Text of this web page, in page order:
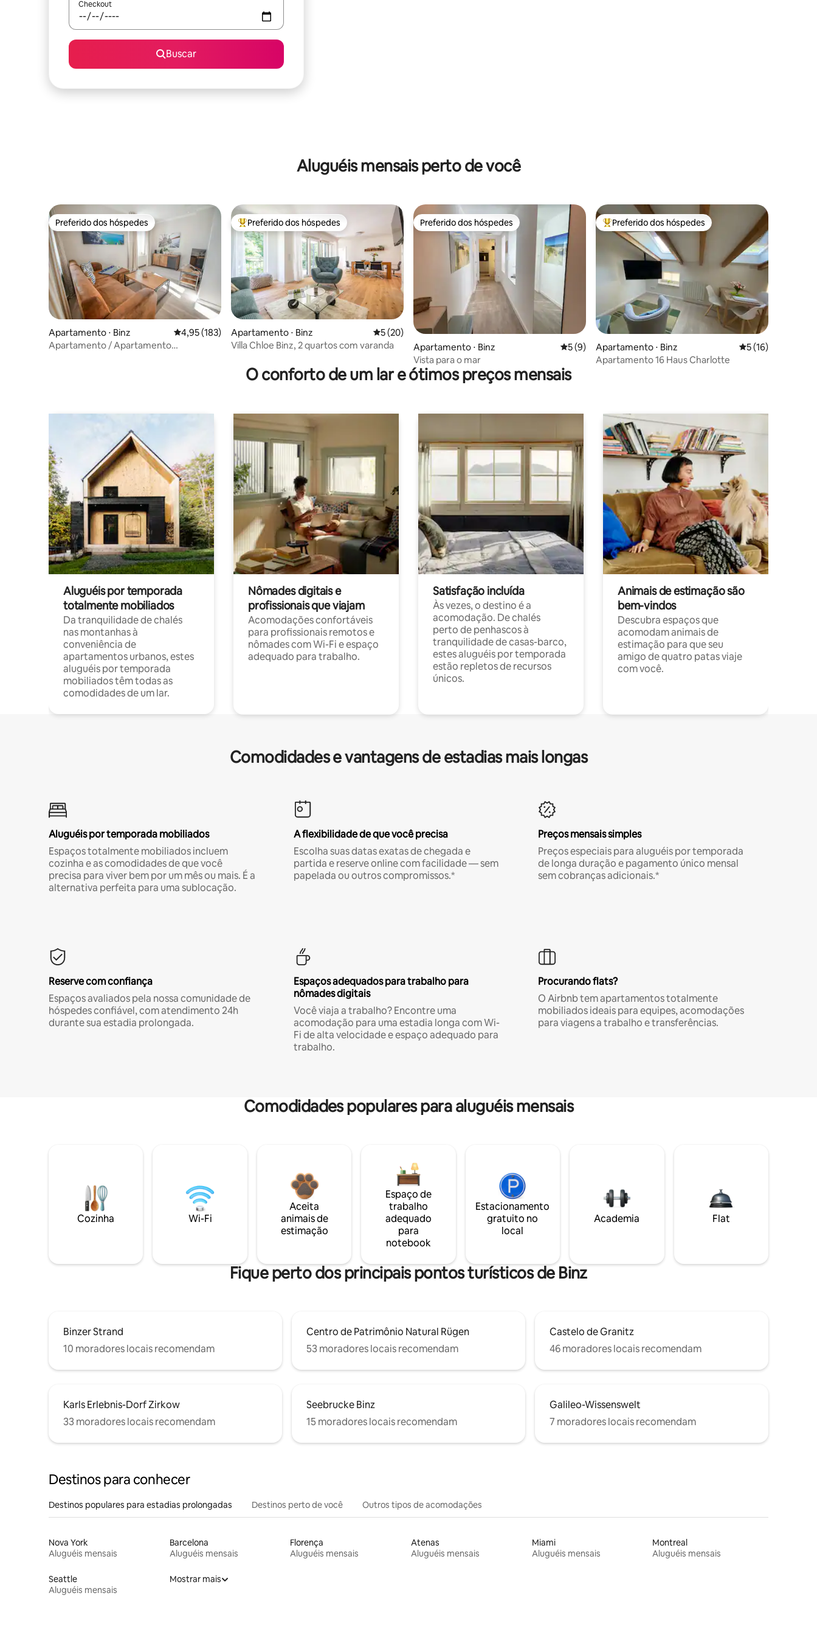
Checkout
Buscar
Aluguéis mensais perto de você
Preferido dos hóspedes
Preferido dos hóspedes
Apartamento ⋅ Binz 4,95 de uma avaliação média de 5, 183 avaliações
4,95 (183)
Apartamento / Apartamento
Entre os melhores preferidos dos hóspedes
Preferido dos hóspedes
Apartamento ⋅ Binz 5 de uma avaliação média de 5, 20 avaliações
5 (20)
Villa Chloe Binz, 2 quartos com varanda
Preferido dos hóspedes
Preferido dos hóspedes
Apartamento ⋅ Binz 5 de uma avaliação média de 5, 9 avaliações
5 (9)
Vista para o mar
Entre os melhores preferidos dos hóspedes
Preferido dos hóspedes
Apartamento ⋅ Binz 5 de uma
5 (16)
Apartamento 16 Haus Charlotte
O conforto de um lar e ótimos preços mensais
Aluguéis por temporada
totalmente mobiliados
Da tranquilidade de chalés
nas montanhas à
conveniência de
apartamentos urbanos, estes
aluguéis por temporada
mobiliados têm todas as
comodidades de um lar.
Nômades digitais e
profissionais que viajam
Acomodações confortáveis
para profissionais remotos e
nômades com Wi-Fi e espaço
adequado para trabalho.
Satisfação incluída
Às vezes, o destino é a
acomodação. De chalés
perto de penhascos à
tranquilidade de casas-barco,
estes aluguéis por temporada
estão repletos de recursos
únicos.
Animais de estimação são
bem-vindos
Descubra espaços que
acomodam animais de
estimação para que seu
amigo de quatro patas viaje
com você.
Comodidades e vantagens de estadias mais longas
Aluguéis por temporada mobiliados
Espaços totalmente mobiliados incluem
cozinha e as comodidades de que você
precisa para viver bem por um mês ou mais. É a
alternativa perfeita para uma sublocação.
A flexibilidade de que você precisa
Escolha suas datas exatas de chegada e
partida e reserve online com facilidade — sem
papelada ou outros compromissos.*
Preços mensais simples
Preços especiais para aluguéis por temporada
de longa duração e pagamento único mensal
sem cobranças adicionais.*
Reserve com confiança
Espaços avaliados pela nossa comunidade de
hóspedes confiável, com atendimento 24h
durante sua estadia prolongada.
Espaços adequados para trabalho para
nômades digitais
Você viaja a trabalho? Encontre uma
acomodação para uma estadia longa com Wi-
Fi de alta velocidade e espaço adequado para
trabalho.
Procurando flats?
O Airbnb tem apartamentos totalmente
mobiliados ideais para equipes, acomodações
para viagens a trabalho e transferências.
Comodidades populares para aluguéis mensais
Cozinha Wi-Fi
Aceita
animais de
estimação
Espaço de
trabalho
adequado
para
notebook
Estacionamento
gratuito no
local
Academia Flat
Fique perto dos principais pontos turísticos de Binz
Binzer Strand
10 moradores locais recomendam
Centro de Patrimônio Natural Rügen
53 moradores locais recomendam
Castelo de Granitz
46 moradores locais recomendam
Karls Erlebnis-Dorf Zirkow
33 moradores locais recomendam
Seebrucke Binz
15 moradores locais recomendam
Galileo-Wissenswelt
7 moradores locais recomendam
Destinos para conhecer
Destinos populares para estadias prolongadas Destinos perto de você Outros tipos de acomodações
Nova York
Aluguéis mensais
Barcelona
Aluguéis mensais
Florença
Aluguéis mensais
Atenas
Aluguéis mensais
Miami
Aluguéis mensais
Montreal
Aluguéis mensais
Seattle
Aluguéis mensais
Mostrar mais